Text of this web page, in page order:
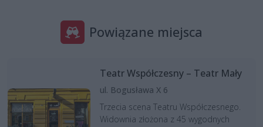
Powiązane miejsca
Teatr Współczesny – Teatr Mały
ul. Bogusława X 6
Trzecia scena Teatru Współczesnego.
Widownia złożona z 45 wygodnych